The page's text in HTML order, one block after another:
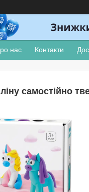
нас Контакти
самостійно